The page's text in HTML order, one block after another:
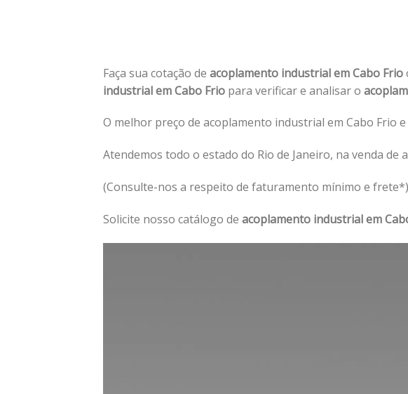
Faça sua cotação de acoplamento industrial em Cabo Frio
industrial em Cabo Frio para verificar e analisar o
O melhor preço de acoplamento industrial em Cabo Frio
Atendemos todo o estado do Rio de Janeiro, na venda de
(Consulte-nos a respeito de faturamento mínimo e frete*)
Solicite nosso catálogo de acoplamento industrial em